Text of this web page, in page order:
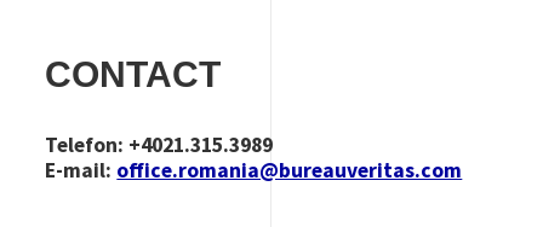
CONTACT
Telefon: +4021.315.3989
E-mail: office.romania@bureauveritas.com